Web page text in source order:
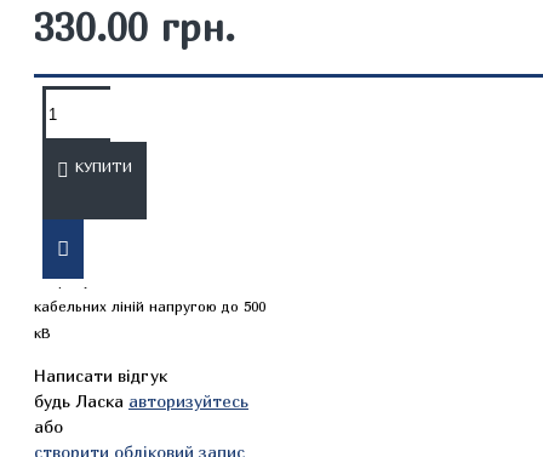
330.00 грн.
КУПИТИ
ОПИС
СОУ-Н ЕЕ 20.304:2009. Норми
випробування силових
кабельних ліній напругою до 500
кВ
Написати відгук
будь Ласка авторизуйтесь
або
створити обліковий запис